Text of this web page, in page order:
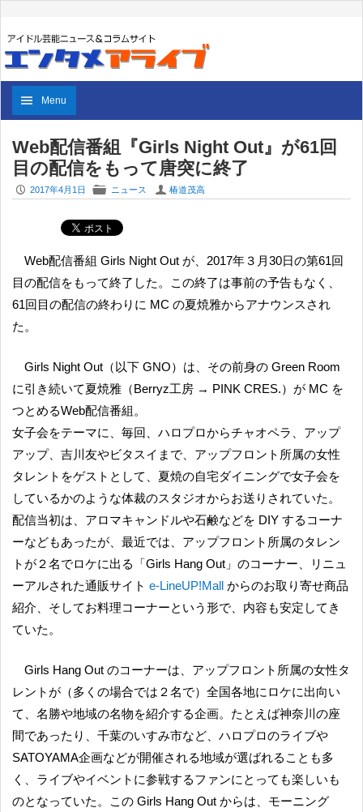
Menu
Web配信番組『Girls Night Out』が61回
目の配信をもって唐突に終了
P 2017年4月1日 F ニュース U 椿道茂高
Web配信番組 Girls Night Out が、2017年３月30日の第61回
目の配信をもって終了した。この終了は事前の予告もなく、
61回目の配信の終わりに MC の夏焼雅からアナウンスされ
た。
Girls Night Out（以下 GNO）は、その前身の Green Room
に引き続いて夏焼雅（Berryz工房 → PINK CRES.）が MC を
つとめるWeb配信番組。
女子会をテーマに、毎回、ハロプロからチャオペラ、アップ
アップ、吉川友やビタスイまで、アップフロント所属の女性
タレントをゲストとして、夏焼の自宅ダイニングで女子会を
しているかのような体裁のスタジオからお送りされていた。
配信当初は、アロマキャンドルや石鹸などを DIY するコーナ
ーなどもあったが、最近では、アップフロント所属のタレン
トが２名でロケに出る「Girls Hang Out」のコーナー、リニュ
ーアルされた通販サイト e-LineUP!Mall からのお取り寄せ商品
紹介、そしてお料理コーナーという形で、内容も安定してき
ていた。
Girls Hang Out のコーナーは、アップフロント所属の女性タ
レントが（多くの場合では２名で）全国各地にロケに出向い
て、名勝や地域の名物を紹介する企画。たとえば神奈川の座
間であったり、千葉のいすみ市など、ハロプロのライブや
SATOYAMA企画などが開催される地域が選ばれることも多
く、ライブやイベントに参戦するファンにとっても楽しいも
のとなっていた。この Girls Hang Out からは、モーニング